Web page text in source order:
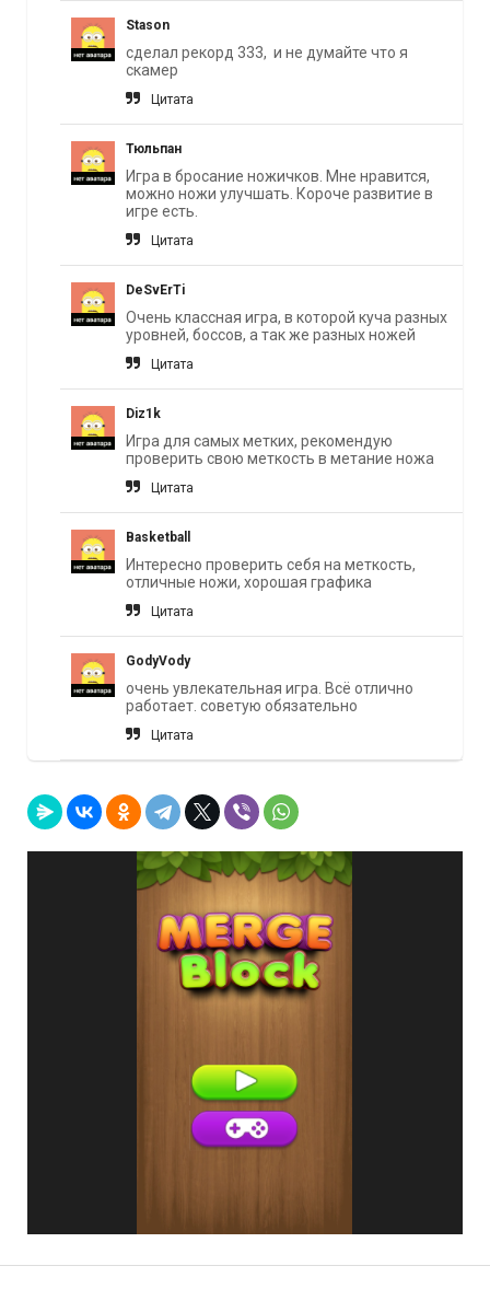
Stason
сделал рекорд 333, и не думайте что я
скамер
Цитата
Тюльпан
Игра в бросание ножичков. Мне нравится,
можно ножи улучшать. Короче развитие в
игре есть.
Цитата
DeSvErTi
Очень классная игра, в которой куча разных
уровней, боссов, а так же разных ножей
Цитата
Diz1k
Игра для самых метких, рекомендую
проверить свою меткость в метание ножа
Цитата
Basketball
Интересно проверить себя на меткость,
отличные ножи, хорошая графика
Цитата
GodyVody
очень увлекательная игра. Всё отлично
работает. советую обязательно
Цитата